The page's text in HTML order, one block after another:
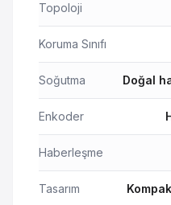
Topoloji
Koruma Sınıfı
Soğutma Doğal
Enkoder
Haberleşme
Tasarım